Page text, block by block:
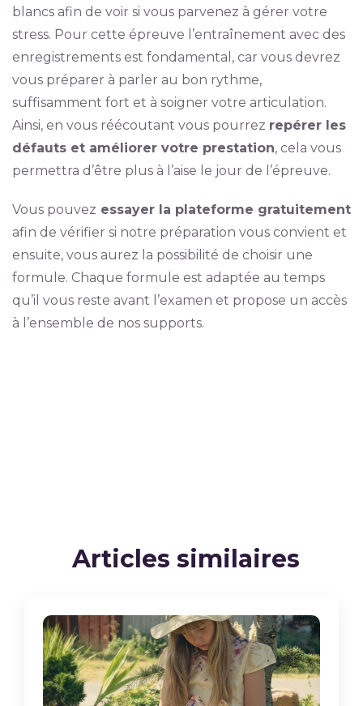
blancs afin de voir si vous parvenez à gérer votre
stress. Pour cette épreuve l’entraînement avec des
enregistrements est fondamental, car vous devrez
vous préparer à parler au bon rythme,
suffisamment fort et à soigner votre articulation.
Ainsi, en vous réécoutant vous pourrez repérer les
défauts et améliorer votre prestation, cela vous
permettra d’être plus à l’aise le jour de l’épreuve.
Vous pouvez essayer la plateforme gratuitement
afin de vérifier si notre préparation vous convient et
ensuite, vous aurez la possibilité de choisir une
formule. Chaque formule est adaptée au temps
qu’il vous reste avant l’examen et propose un accès
à l’ensemble de nos supports.
Articles similaires